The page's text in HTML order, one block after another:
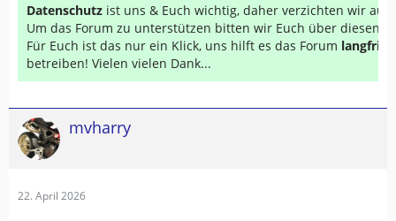
Datenschutz ist uns & Euch wichtig, daher verzichten wir auf
Um das Forum zu unterstützen bitten wir Euch über diesen
Für Euch ist das nur ein Klick, uns hilft es das Forum
betreiben! Vielen vielen Dank...
mvharry
22. April 2026